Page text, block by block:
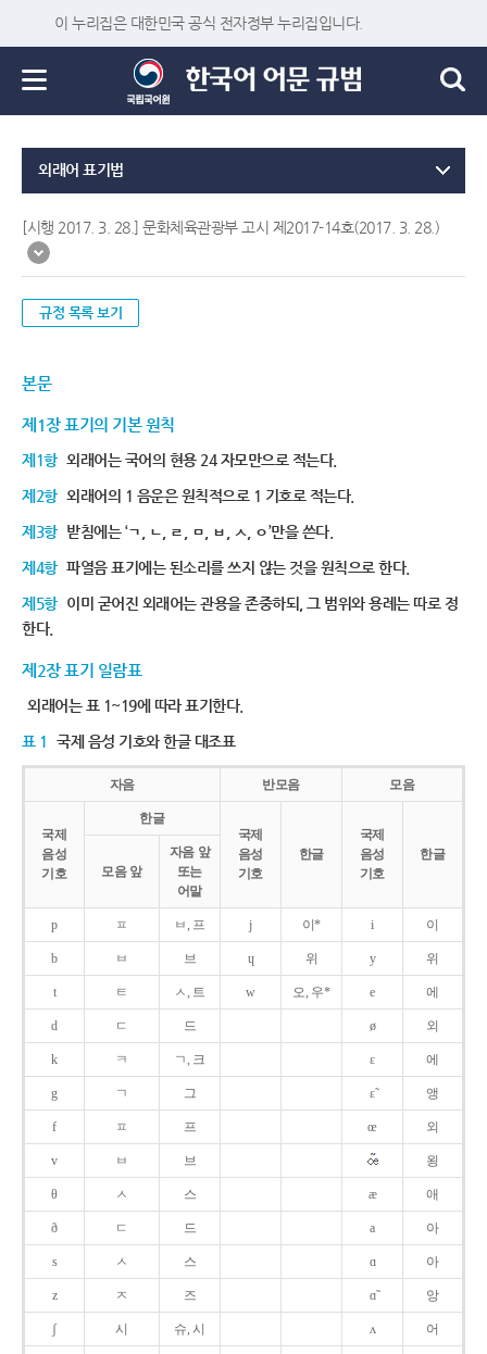
이 누리집은 대한민국 공식 전자정부 누리집입니다.
외래어 표기법
[시행 2017. 3. 28.] 문화체육관광부 고시 제2017-14호(2017. 3. 28.)
규정 목록 보기
본문
제1장 표기의 기본 원칙
제1항 외래어는 국어의 현용 24 자모만으로 적는다.
제2항 외래어의 1 음운은 원칙적으로 1 기호로 적는다.
제3항 받침에는 ‘ㄱ, ㄴ, ㄹ, ㅁ, ㅂ, ㅅ, ㅇ’만을 쓴다.
제4항 파열음 표기에는 된소리를 쓰지 않는 것을 원칙으로 한다.
제5항 이미 굳어진 외래어는 관용을 존중하되, 그 범위와 용례는 따로 정
한다.
제2장 표기 일람표
외래어는 표 1~19에 따라 표기한다.
표 1 국제 음성 기호와 한글 대조표
자음 반모음 모음
국제
음성
기호
한글
국제
음성
기호
한글
국제
음성
기호
한글
모음 앞
자음 앞
또는
어말
p ㅍ ㅂ, 프 j 이* i 이
b ㅂ 브 ɥ 위 y 위
t ㅌ ㅅ, 트 w 오, 우* e 에
d ㄷ 드 ø 외
k ㅋ ㄱ, 크 ɛ 에
g ㄱ 그 ɛ̃ 앵
f ㅍ 프 œ 외
v ㅂ 브 욍
θ ㅅ 스 æ 애
ð ㄷ 드 a 아
s ㅅ 스 ɑ 아
z ㅈ 즈 ɑ̃ 앙
ʃ 시 슈, 시 ʌ 어